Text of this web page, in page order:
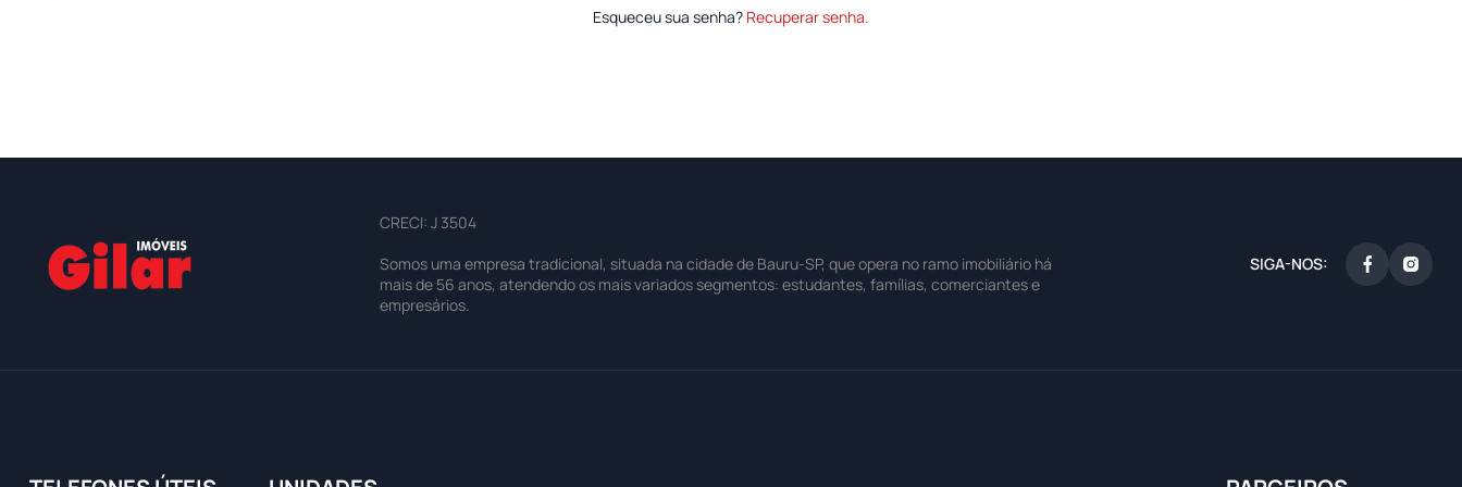
Esqueceu sua senha? Recuperar senha.
CRECI: J 3504
Somos uma empresa tradicional, situada na cidade de Bauru-SP, que opera no ramo imobiliário há
mais de 56 anos, atendendo os mais variados segmentos: estudantes, famílias, comerciantes e
empresários.
SIGA-NOS: